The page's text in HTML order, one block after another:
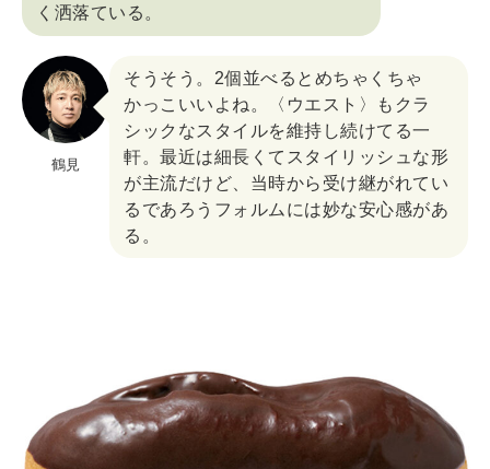
く洒落ている。
鶴見
そうそう。2個並べるとめちゃくちゃ
かっこいいよね。〈ウエスト〉もクラ
シックなスタイルを維持し続けてる一
軒。最近は細長くてスタイリッシュな形
が主流だけど、当時から受け継がれてい
るであろうフォルムには妙な安心感があ
る。